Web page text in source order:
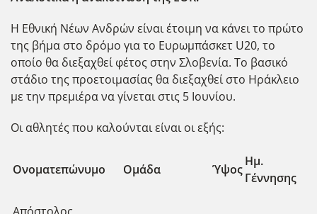
Η Εθνική Νέων Ανδρών είναι έτοιμη να κάνει το πρώτο
της βήμα στο δρόμο για το Ευρωμπάσκετ U20, το
οποίο θα διεξαχθεί φέτος στην Σλοβενία. Το βασικό
στάδιο της προετοιμασίας θα διεξαχθεί στο Ηράκλειο
με την πρεμιέρα να γίνεται στις 5 Ιουνίου.
Οι αθλητές που καλούνται είναι οι εξής:
Ονοματεπώνυμο Ομάδα Ύψος
Ημ.
Γέννησης